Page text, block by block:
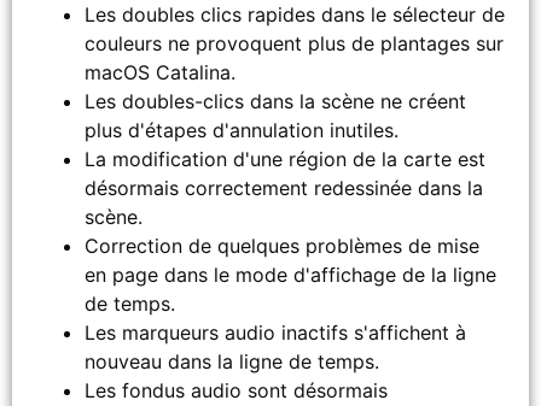
Les doubles clics rapides dans le sélecteur de
couleurs ne provoquent plus de plantages sur
macOS Catalina.
Les doubles-clics dans la scène ne créent
plus d'étapes d'annulation inutiles.
La modification d'une région de la carte est
désormais correctement redessinée dans la
scène.
Correction de quelques problèmes de mise
en page dans le mode d'affichage de la ligne
de temps.
Les marqueurs audio inactifs s'affichent à
nouveau dans la ligne de temps.
Les fondus audio sont désormais